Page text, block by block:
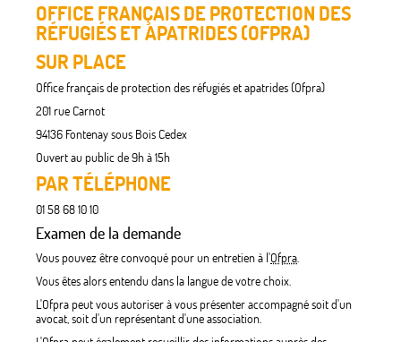
OFFICE FRANÇAIS DE PROTECTION DES
RÉFUGIÉS ET APATRIDES (OFPRA)
SUR PLACE
Office français de protection des réfugiés et apatrides (Ofpra)
201 rue Carnot
94136 Fontenay sous Bois Cedex
Ouvert au public de 9h à 15h
PAR TÉLÉPHONE
01 58 68 10 10
Examen de la demande
Vous pouvez être convoqué pour un entretien à l'Ofpra.
Vous êtes alors entendu dans la langue de votre choix.
L'Ofpra peut vous autoriser à vous présenter accompagné soit d'un
avocat, soit d'un représentant d'une association.